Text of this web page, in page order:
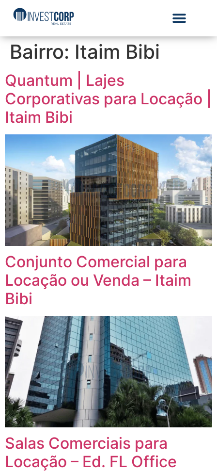
Bairro: Itaim Bibi
Quantum | Lajes
Corporativas para Locação |
Itaim Bibi
Conjunto Comercial para
Locação ou Venda – Itaim
Bibi
Salas Comerciais para
Locação – Ed. FL Office